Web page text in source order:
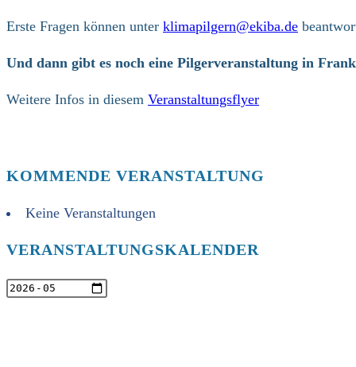
Erste Fragen können unter klimapilgern@ekiba.de
Und dann gibt es noch eine Pilgerveranstaltung in
Weitere Infos in diesem Veranstaltungsflyer
KOMMENDE VERANSTALTUNG
Keine Veranstaltungen
VERANSTALTUNGSKALENDER